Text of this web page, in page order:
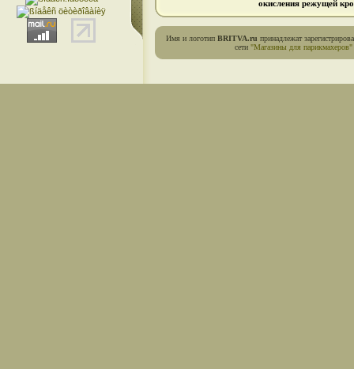
окисления режущей
Имя и логотип BRITVA.ru принадлежат
сети "Магазины для парикмахеров"